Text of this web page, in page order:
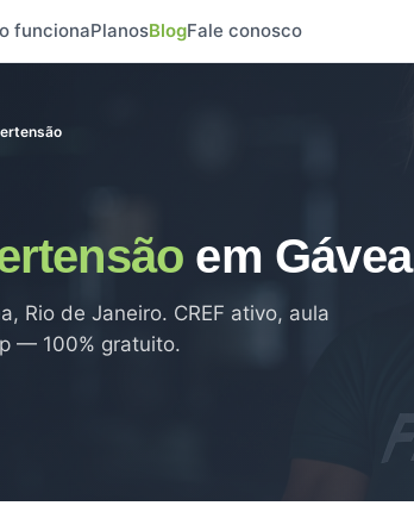
funcionaPlanosBlogFale conosco
em Gávea
Rio de Janeiro. CREF ativo, aula
— 100% gratuito.